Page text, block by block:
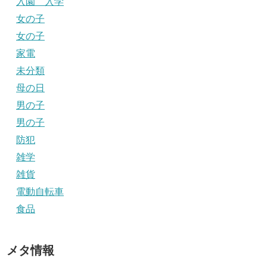
女の子
女の子
家電
未分類
母の日
男の子
男の子
防犯
雑学
雑貨
電動自転車
食品
メタ情報